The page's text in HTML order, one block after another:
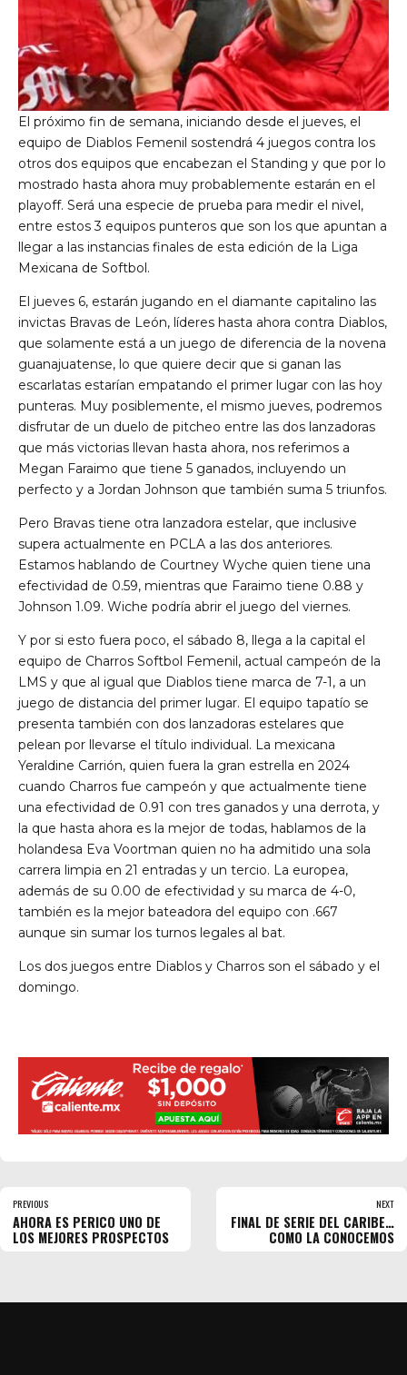
El próximo fin de semana, iniciando desde el jueves, el
equipo de Diablos Femenil sostendrá 4 juegos contra los
otros dos equipos que encabezan el Standing y que por lo
mostrado hasta ahora muy probablemente estarán en el
playoff. Será una especie de prueba para medir el nivel,
entre estos 3 equipos punteros que son los que apuntan a
llegar a las instancias finales de esta edición de la Liga
Mexicana de Softbol.
El jueves 6, estarán jugando en el diamante capitalino las
invictas Bravas de León, líderes hasta ahora contra Diablos,
que solamente está a un juego de diferencia de la novena
guanajuatense, lo que quiere decir que si ganan las
escarlatas estarían empatando el primer lugar con las hoy
punteras. Muy posiblemente, el mismo jueves, podremos
disfrutar de un duelo de pitcheo entre las dos lanzadoras
que más victorias llevan hasta ahora, nos referimos a
Megan Faraimo que tiene 5 ganados, incluyendo un
perfecto y a Jordan Johnson que también suma 5 triunfos.
Pero Bravas tiene otra lanzadora estelar, que inclusive
supera actualmente en PCLA a las dos anteriores.
Estamos hablando de Courtney Wyche quien tiene una
efectividad de 0.59, mientras que Faraimo tiene 0.88 y
Johnson 1.09. Wiche podría abrir el juego del viernes.
Y por si esto fuera poco, el sábado 8, llega a la capital el
equipo de Charros Softbol Femenil, actual campeón de la
LMS y que al igual que Diablos tiene marca de 7-1, a un
juego de distancia del primer lugar. El equipo tapatío se
presenta también con dos lanzadoras estelares que
pelean por llevarse el título individual. La mexicana
Yeraldine Carrión, quien fuera la gran estrella en 2024
cuando Charros fue campeón y que actualmente tiene
una efectividad de 0.91 con tres ganados y una derrota, y
la que hasta ahora es la mejor de todas, hablamos de la
holandesa Eva Voortman quien no ha admitido una sola
carrera limpia en 21 entradas y un tercio. La europea,
además de su 0.00 de efectividad y su marca de 4-0,
también es la mejor bateadora del equipo con .667
aunque sin sumar los turnos legales al bat.
Los dos juegos entre Diablos y Charros son el sábado y el
domingo.
PREVIOUS
AHORA ES PERICO UNO DE
LOS MEJORES PROSPECTOS
NEXT
FINAL DE SERIE DEL CARIBE…
COMO LA CONOCEMOS